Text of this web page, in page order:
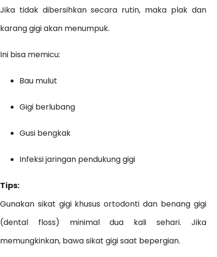
Jika tidak dibersihkan secara rutin, maka plak dan
karang gigi akan menumpuk.
Ini bisa memicu:
Bau mulut
Gigi berlubang
Gusi bengkak
Infeksi jaringan pendukung gigi
Tips:
Gunakan sikat gigi khusus ortodonti dan benang gigi
(dental floss) minimal dua kali sehari. Jika
memungkinkan, bawa sikat gigi saat bepergian.